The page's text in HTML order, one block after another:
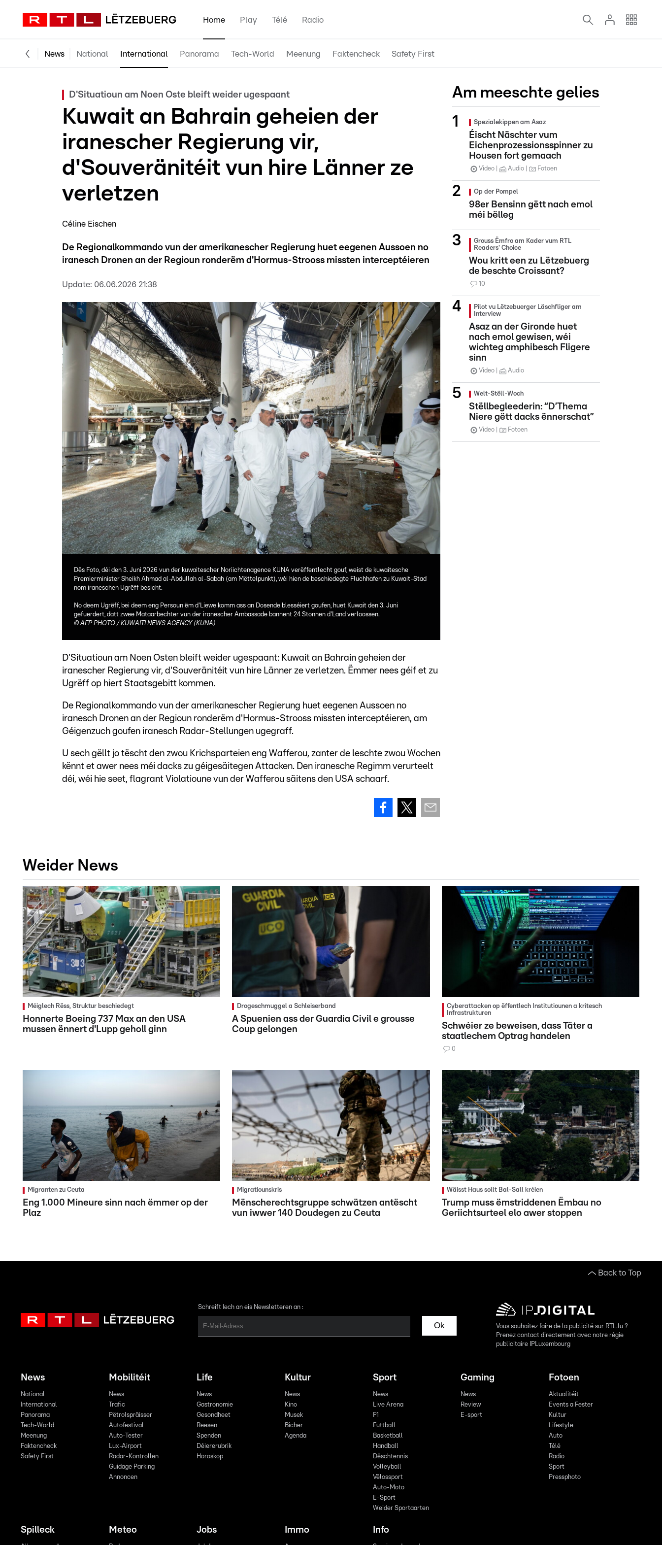
Home Play Télé Radio
News National International Panorama Tech-World Meenung Faktencheck Safety First
D'Situatioun am Noen Oste bleift weider ugespaant
Kuwait an Bahrain geheien der
iranescher Regierung vir,
d'Souveränitéit vun hire Länner ze
verletzen
Céline Eischen
De Regionalkommando vun der amerikanescher Regierung huet eegenen Aussoen no
iranesch Dronen an der Regioun ronderëm d'Hormus-Strooss missten interceptéieren
Update: 06.06.2026 21:38
Dës Foto, déi den 3. Juni 2026 vun der kuwaitescher Noriichtenagence KUNA verëffentlecht gouf, weist de kuwaitesche
Premierminister Sheikh Ahmad al-Abdullah al-Sabah (am Mëttelpunkt), wéi hien de beschiedegte Fluchhafen zu Kuwait-Stad
nom iraneschen Ugrëff besicht.
No deem Ugrëff, bei deem eng Persoun ëm d'Liewe komm ass an Dosende blesséiert goufen, huet Kuwait den 3. Juni
gefuerdert, datt zwee Mataarbechter vun der iranescher Ambassade bannent 24 Stonnen d'Land verloossen.
©AFP PHOTO / KUWAITI NEWS AGENCY (KUNA)
D'Situatioun am Noen Osten bleift weider ugespaant: Kuwait an Bahrain geheien der
iranescher Regierung vir, d'Souveränitéit vun hire Länner ze verletzen. Ëmmer nees géif et zu
Ugrëff op hiert Staatsgebitt kommen.
De Regionalkommando vun der amerikanescher Regierung huet eegenen Aussoen no
iranesch Dronen an der Regioun ronderëm d'Hormus-Strooss missten interceptéieren, am
Géigenzuch goufen iranesch Radar-Stellungen ugegraff.
U sech gëllt jo tëscht den zwou Krichsparteien eng Wafferou, zanter de leschte zwou Wochen
kënnt et awer nees méi dacks zu géigesäitegen Attacken. Den iranesche Regimm verurteelt
déi, wéi hie seet, flagrant Violatioune vun der Wafferou säitens den USA schaarf.
Am meeschte gelies
Spezialekippen am Asaz
Éischt Näschter vum
Eichenprozessionsspinner zu
Housen fort gemaach
Video Audio Fotoen
Op der Pompel
98er Bensinn gëtt nach emol
méi bëlleg
Grouss Ëmfro am Kader vum RTL
Readers' Choice
Wou kritt een zu Lëtzebuerg
de beschte Croissant?
10
Pilot vu Lëtzebuerger Läschfliger am
Interview
Asaz an der Gironde huet
nach emol gewisen, wéi
wichteg amphibesch Fligere
sinn
Video Audio
Welt-Stëll-Woch
Stëllbegleederin: “D’Thema
Niere gëtt dacks ënnerschat”
Video Fotoen
Weider News
Méiglech Rëss, Struktur beschiedegt
Honnerte Boeing 737 Max an den USA
mussen ënnert d'Lupp geholl ginn
Drogeschmuggel a Schleiserband
A Spuenien ass der Guardia Civil e grousse
Coup gelongen
Cyberattacken op ëffentlech Institutiounen a kritesch
Infrastrukturen
Schwéier ze beweisen, dass Täter a
staatlechem Optrag handelen
0
Migranten zu Ceuta
Eng 1.000 Mineure sinn nach ëmmer op der
Plaz
Migratiounskris
Mënscherechtsgruppe schwätzen antëscht
vun iwwer 140 Doudegen zu Ceuta
Wäisst Haus sollt Bal-Sall kréien
Trump muss ëmstriddenen Ëmbau no
Geriichtsurteel elo awer stoppen
Back to Top
Schreift Iech an eis Newsletteren an :
Ok
Vous souhaitez faire de la publicité sur RTL.lu ?
Prenez contact directement avec notre régie
publicitaire IPLuxembourg
News
National
International
Panorama
Tech-World
Meenung
Faktencheck
Safety First
Mobilitéit
News
Trafic
Pëtrolspräisser
Autofestival
Auto-Tester
Lux-Airport
Radar-Kontrollen
Guidage Parking
Annoncen
Life
News
Gastronomie
Gesondheet
Reesen
Spenden
Déiererubrik
Horoskop
Kultur
News
Kino
Musek
Bicher
Agenda
Sport
News
Live Arena
F1
Futtball
Basketball
Handball
Dëschtennis
Volleyball
Vëlossport
Auto-Moto
E-Sport
Weider Sportaarten
Gaming
News
Review
E-sport
Fotoen
Aktualitéit
Events a Fester
Kultur
Lifestyle
Auto
Télé
Radio
Sport
Pressphoto
Spilleck Meteo Jobs Immo Info